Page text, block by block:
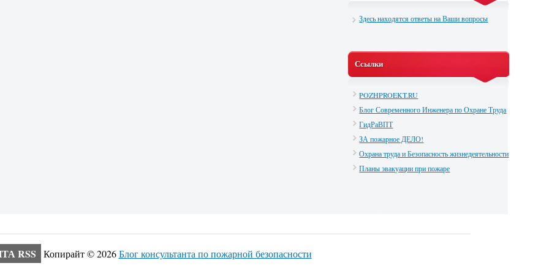
Здесь находятся ответы на Ваши вопросы
Ссылки
POZHPROEKT.RU
Блог Современного Инженера по Охране Труда
ГидРаВПТ
ЗА пожарное ДЕЛО!
Охрана труда и Безопасность жизнедеятельности
Планы эвакуации при пожаре
RSS Копирайт © 2026 Блог консультанта по пожарной безопасности